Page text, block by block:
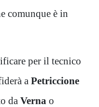
comunque è in
per il tecnico
a Petriccione
da Verna o